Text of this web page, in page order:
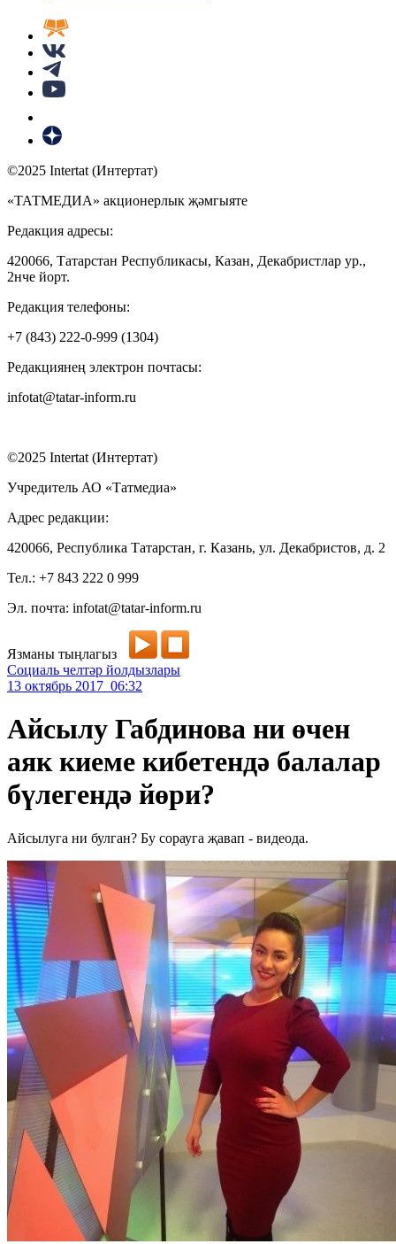
©2025 Intertat (Интертат)
«ТАТМЕДИА» акционерлык җәмгыяте
Редакция адресы:
420066, Татарстан Республикасы, Казан, Декабристлар ур.,
2нче йорт.
Редакция телефоны:
+7 (843) 222-0-999 (1304)
Редакциянең электрон почтасы:
infotat@tatar-inform.ru
©2025 Intertat (Интертат)
Учредитель АО «Татмедиа»
Адрес редакции:
420066, Республика Татарстан, г. Казань, ул. Декабристов, д. 2
Тел.: +7 843 222 0 999
Эл. почта: infotat@tatar-inform.ru
Язманы тыңлагыз
Социаль челтәр йолдызлары
13 октябрь 2017 06:32
Айсылу Габдинова ни өчен
аяк киеме кибетендә балалар
бүлегендә йөри?
Айсылуга ни булган? Бу сорауга җавап - видеода.